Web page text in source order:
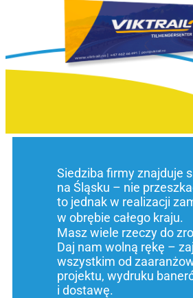
Siedziba firmy znajduje
na Śląsku – nie
to jednak w realizacji
w obrębie całego kraju.
Masz wiele rzeczy do
Daj nam wolną rękę –
wszystkim od
projektu, wydruku
i dostawę.